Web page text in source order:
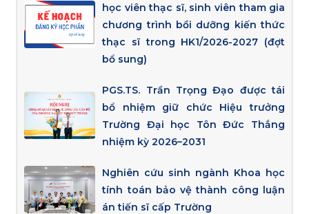
học viên thạc sĩ, sinh viên tham gia
chương trình bồi dưỡng kiến thức
thạc sĩ trong HK1/2026-2027 (đợt
bổ sung)
PGS.TS. Trần Trọng Đạo được tái
bổ nhiệm giữ chức Hiệu trưởng
Trường Đại học Tôn Đức Thắng
nhiệm kỳ 2026–2031
Nghiên cứu sinh ngành Khoa học
tính toán bảo vệ thành công luận
án tiến sĩ cấp Trường